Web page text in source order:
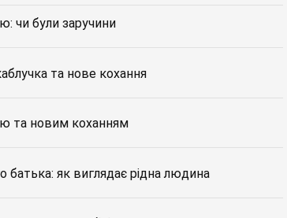
чи були заручини
та нове кохання
та новим коханням
як виглядає рідна людина